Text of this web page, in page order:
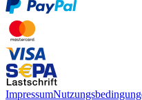
Impressum